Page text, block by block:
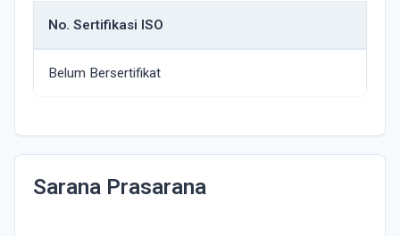
No. Sertifikasi ISO
Belum Bersertifikat
Sarana Prasarana